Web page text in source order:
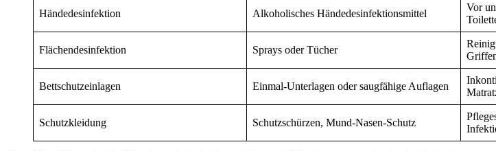
Händedesinfektion Alkoholisches Händedesinfektionsmittel
Vor
Flächendesinfektion Sprays oder Tücher
Bettschutzeinlagen Einmal-Unterlagen oder saugfähige Auflagen
Schutzkleidung Schutzschürzen, Mund-Nasen-Schutz